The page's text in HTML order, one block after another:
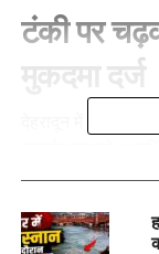
टंकी पर
मुकदमा दर्ज
देहरादून में वर्षवार
पर चढ़कर विरोध
रहे। इस आंदोलन में
रौतेला भी शामिल रहीं।